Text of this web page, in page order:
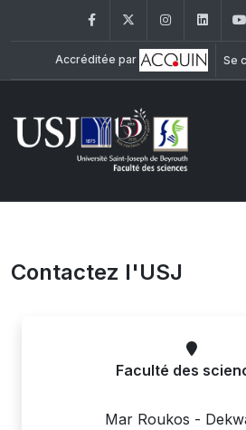
FacebookTwitter Instagram
Accréditée par Se
Contactez l'USJ
Faculté des
Mar Roukos -